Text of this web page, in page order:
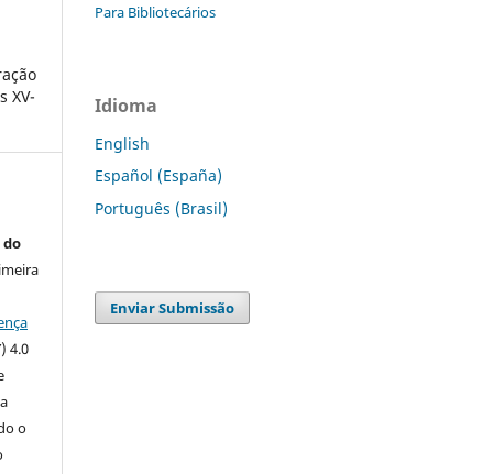
XV-
do
4.0
o
Para Bibliotecários
Idioma
English
Español (España)
Português (Brasil)
Enviar Submissão